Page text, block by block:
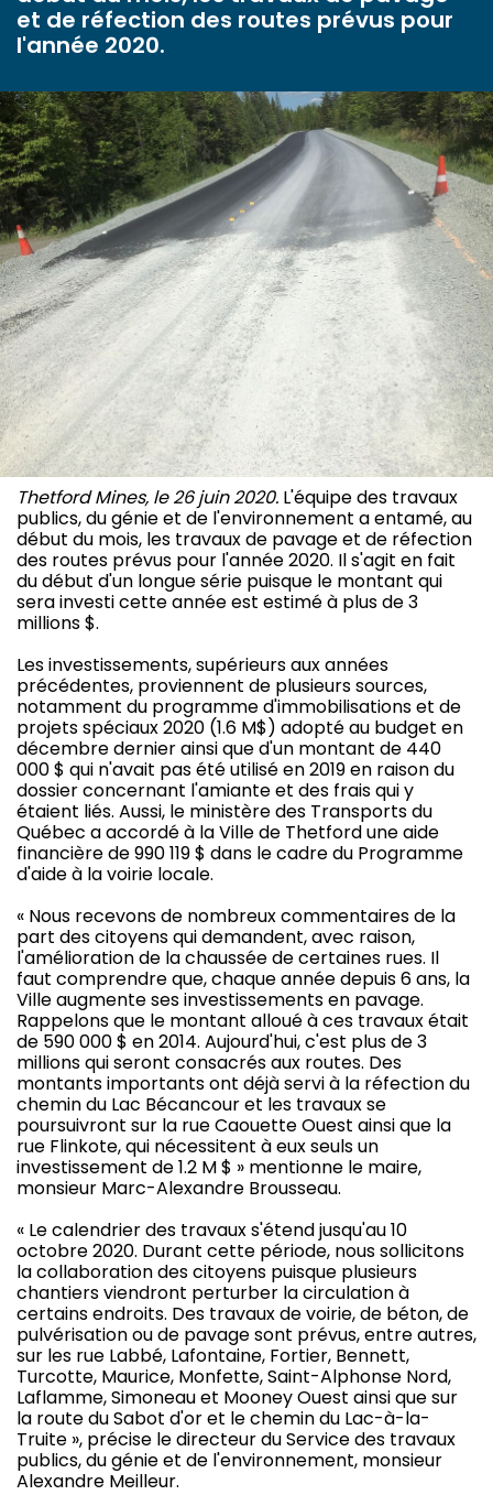
et de réfection des routes prévus pour
l'année 2020.
Thetford Mines, le 26 juin 2020. L'équipe des travaux
publics, du génie et de l'environnement a entamé, au
début du mois, les travaux de pavage et de réfection
des routes prévus pour l'année 2020. Il s'agit en fait
du début d'un longue série puisque le montant qui
sera investi cette année est estimé à plus de 3
millions $.
Les investissements, supérieurs aux années
précédentes, proviennent de plusieurs sources,
notamment du programme d'immobilisations et de
projets spéciaux 2020 (1.6 M$) adopté au budget en
décembre dernier ainsi que d'un montant de 440
000 $ qui n'avait pas été utilisé en 2019 en raison du
dossier concernant l'amiante et des frais qui y
étaient liés. Aussi, le ministère des Transports du
Québec a accordé à la Ville de Thetford une aide
financière de 990 119 $ dans le cadre du Programme
d'aide à la voirie locale.
« Nous recevons de nombreux commentaires de la
part des citoyens qui demandent, avec raison,
l'amélioration de la chaussée de certaines rues. Il
faut comprendre que, chaque année depuis 6 ans, la
Ville augmente ses investissements en pavage.
Rappelons que le montant alloué à ces travaux était
de 590 000 $ en 2014. Aujourd'hui, c'est plus de 3
millions qui seront consacrés aux routes. Des
montants importants ont déjà servi à la réfection du
chemin du Lac Bécancour et les travaux se
poursuivront sur la rue Caouette Ouest ainsi que la
rue Flinkote, qui nécessitent à eux seuls un
investissement de 1.2 M $ » mentionne le maire,
monsieur Marc-Alexandre Brousseau.
« Le calendrier des travaux s'étend jusqu'au 10
octobre 2020. Durant cette période, nous sollicitons
la collaboration des citoyens puisque plusieurs
chantiers viendront perturber la circulation à
certains endroits. Des travaux de voirie, de béton, de
pulvérisation ou de pavage sont prévus, entre autres,
sur les rue Labbé, Lafontaine, Fortier, Bennett,
Turcotte, Maurice, Monfette, Saint-Alphonse Nord,
Laflamme, Simoneau et Mooney Ouest ainsi que sur
la route du Sabot d'or et le chemin du Lac-à-la-
Truite », précise le directeur du Service des travaux
publics, du génie et de l'environnement, monsieur
Alexandre Meilleur.